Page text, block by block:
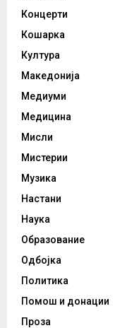
Концерти
Кошарка
Култура
Македонија
Медиуми
Медицина
Мисли
Мистерии
Музика
Настани
Наука
Образование
Одбојка
Политика
Помош и донации
Проза